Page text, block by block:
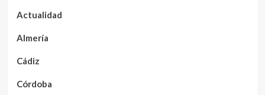
Actualidad
Almería
Cádiz
Córdoba